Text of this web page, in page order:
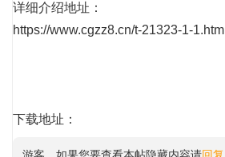
详细介绍地址：
https://www.cgzz8.cn/t-21323-1-1.html
下载地址：